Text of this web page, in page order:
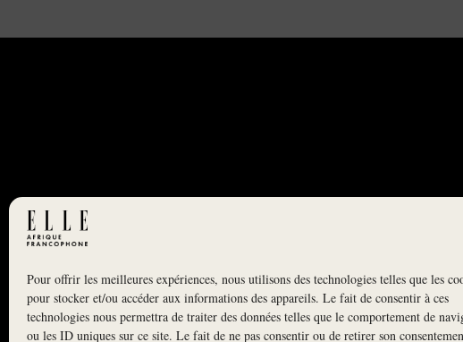
Pour offrir les meilleures expériences, nous utilisons des technologies telles que les
pour stocker et/ou accéder aux informations des appareils. Le fait de consentir à ces
technologies nous permettra de traiter des données telles que le comportement de
ou les ID uniques sur ce site. Le fait de ne pas consentir ou de retirer son
NEWSLETTER
S'INSCRIRE À LA NEWSLETTER